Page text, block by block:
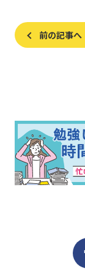
前の記事へ